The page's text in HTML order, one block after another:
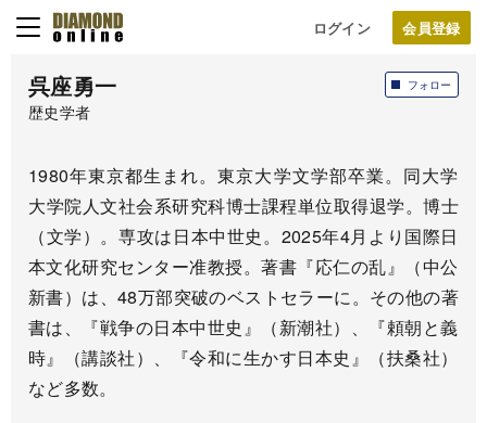
ログイン
フォロー
呉座勇一
歴史学者
1980年東京都生まれ。東京大学文学部卒業。 同大学
大学院人文社会系研究科博士課程単位取得退学。博士
（文学）。専攻は日本中世史。 2025年4月より国際日
本文化研究センター准教授。著書『応仁の乱』（中公
新書）は、48万部突破のベストセラーに。 その他の著
書は、『戦争の日本中世史』（新潮社）、『頼朝と義
時』（講談社）、『令和に生かす日本史』（扶桑社）
など多数。